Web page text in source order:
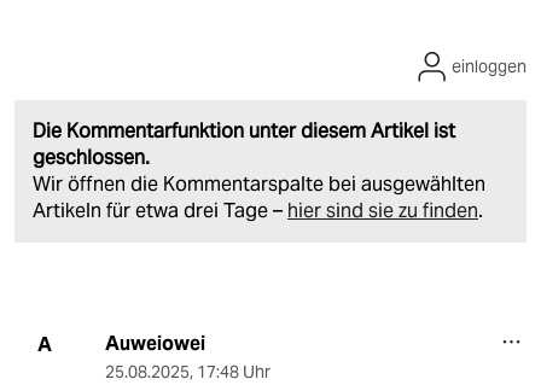
Die Kommentarfunktion unter diesem Artikel ist
geschlossen.
Wir öffnen die Kommentarspalte bei ausgewählten
Artikeln für etwa drei Tage – hier sind sie zu finden.
einloggen
A Auweiowei
25.08.2025, 17:48 Uhr